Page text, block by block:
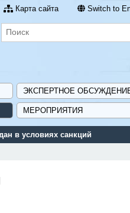
Карта сайта Switch to
ЭКСПЕРТНОЕ
МЕРОПРИЯТИЯ
в условиях санкций